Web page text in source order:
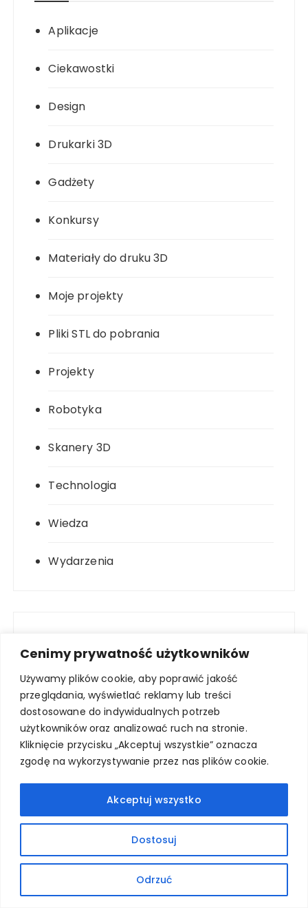
Cenimy prywatność użytkowników
Używamy plików cookie, aby poprawić jakość
przeglądania, wyświetlać reklamy lub treści
dostosowane do indywidualnych potrzeb
użytkowników oraz analizować ruch na stronie.
Kliknięcie przycisku „Akceptuj wszystkie” oznacza
zgodę na wykorzystywanie przez nas plików cookie.
Dostosuj
Odrzuć
Akceptuj wszystko
Aplikacje
Ciekawostki
Design
Drukarki 3D
Gadżety
Konkursy
Materiały do druku 3D
Moje projekty
Pliki STL do pobrania
Projekty
Robotyka
Skanery 3D
Technologia
Wiedza
Wydarzenia